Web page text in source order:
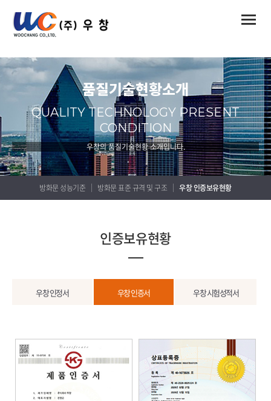
Toggle
품질기술현황소개
QUALITY TECHNOLOGY PRESENT
CONDITION
우창의 품질기술현황 소개입니다.
방화문 성능기준 방화문 표준 규격 및 구조 우창 인증보유현황
인증보유현황
우창 인정서 우창 인증서 우창 시험성적서